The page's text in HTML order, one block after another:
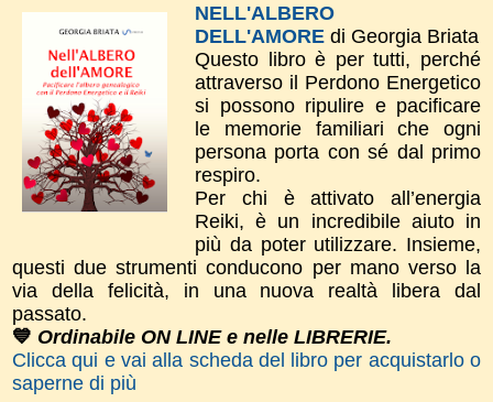
NELL'ALBERO
DELL'AMORE di Georgia Briata
Questo libro è per tutti, perché
attraverso il Perdono Energetico
si possono ripulire e pacificare
le memorie familiari che ogni
persona porta con sé dal primo
respiro.
Per chi è attivato all’energia
Reiki, è un incredibile aiuto in
più da poter utilizzare. Insieme,
questi due strumenti conducono per mano verso la
via della felicità, in una nuova realtà libera dal
passato.
💙 Ordinabile ON LINE e nelle LIBRERIE.
Clicca qui e vai alla scheda del libro per acquistarlo o
saperne di più